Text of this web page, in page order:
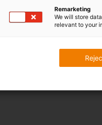
Remarketing
We will store
relevant to your